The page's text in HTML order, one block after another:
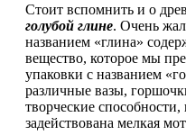
Стоит вспомнить и о
голубой глине. Очень
названием «глина»
вещество, которое мы
упаковки с названием
различные вазы,
творческие способности,
задействована мелкая